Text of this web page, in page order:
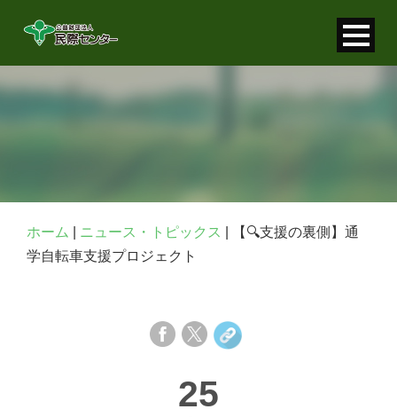
お問い合わせ
ホーム ニュース・トピックス
【🔍支援の裏側】通
学自転車支援プロジェクト
25